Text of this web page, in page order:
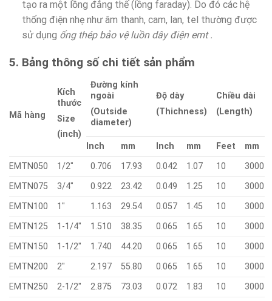
tạo ra một lồng đẳng thế (lồng faraday). Do đó các hệ
thống điện nhẹ như âm thanh, cam, lan, tel thường được
sử dụng ống thép bảo vệ luồn dây điện emt .
5. Bảng thông số chi tiết sản phẩm
Mã hàng
Kích
thước
Size
(inch)
Đường kính
ngoài
(Outside
diameter)
Độ dày
(Thichness)
Chiều dài
(Length)
Inch mm Inch mm Feet
mm
EMTN050
1/2″ 0.706 17.93 0.042 1.07 10
3000
EMTN075
3/4″ 0.922 23.42 0.049 1.25 10
3000
EMTN100
1″ 1.163 29.54 0.057 1.45 10
3000
EMTN125
1-1/4″ 1.510 38.35 0.065 1.65 10
3000
EMTN150
1-1/2″ 1.740 44.20 0.065 1.65 10
3000
EMTN200
2″ 2.197 55.80 0.065 1.65 10
3000
EMTN250
2-1/2″ 2.875 73.03 0.072 1.83 10
3000